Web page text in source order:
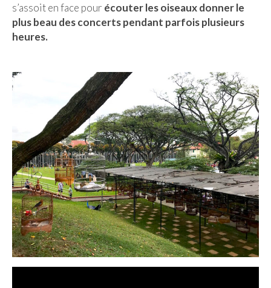
Chine
Xi’An
Corée du Sud
Japon
Fukuoka
Kamakura
Kyoto
Mont Fuji
Nikko
s’assoit en face pour écouter les oiseaux donner le
plus beau des concerts pendant parfois plusieurs
heures.